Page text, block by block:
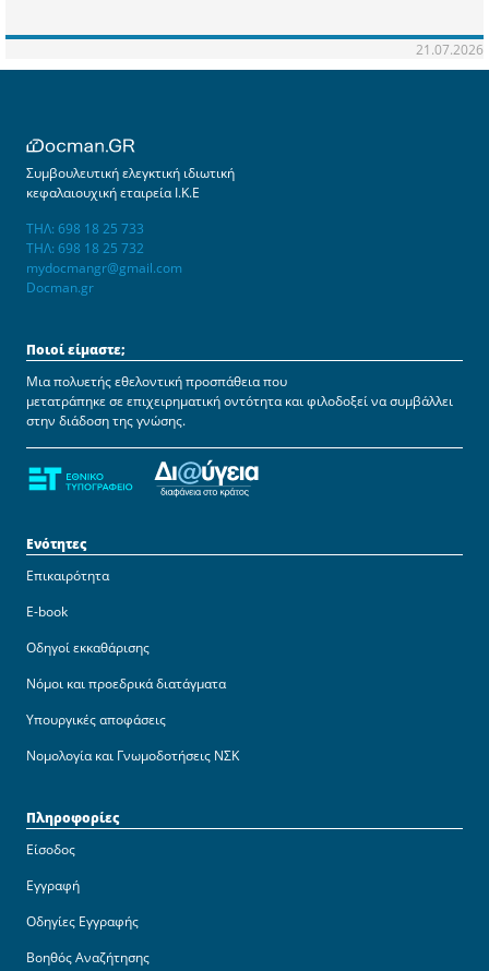
21.07.2026
Συμβουλευτική ελεγκτική ιδιωτική
κεφαλαιουχική εταιρεία Ι.Κ.Ε
ΤΗΛ: 698 18 25 733
ΤΗΛ: 698 18 25 732
mydocmangr@gmail.com
Docman.gr
Ποιοί είμαστε;
Μια πολυετής εθελοντική προσπάθεια που
μετατράπηκε σε επιχειρηματική οντότητα και φιλοδοξεί να συμβάλλει
στην διάδοση της γνώσης.
Ενότητες
Επικαιρότητα
E-book
Οδηγοί εκκαθάρισης
Νόμοι και προεδρικά διατάγματα
Υπουργικές αποφάσεις
Νομολογία και Γνωμοδοτήσεις ΝΣΚ
Πληροφορίες
Είσοδος
Εγγραφή
Οδηγίες Εγγραφής
Βοηθός Αναζήτησης